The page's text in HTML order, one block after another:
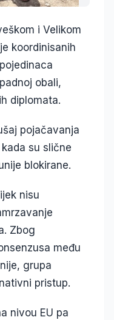
i Velikom
koordinisanih
obali,
diplomata.
pojačavanja
su slične
blokirane.
nisu
Zbog
među
grupa
pristup.
nivou EU pa